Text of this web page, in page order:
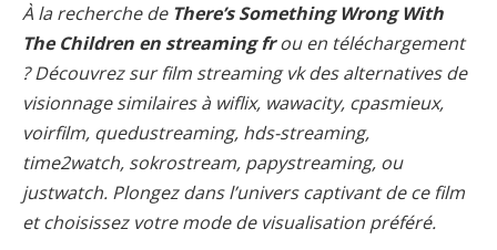
À la recherche de There’s Something Wrong With
The Children en streaming frou en téléchargement
? Découvrez sur film streaming vk des alternatives de
visionnage similaires à wiflix, wawacity, cpasmieux,
voirfilm, quedustreaming, hds-streaming,
time2watch, sokrostream, papystreaming, ou
justwatch. Plongez dans l’univers captivant de ce film
et choisissez votre mode de visualisation préféré.